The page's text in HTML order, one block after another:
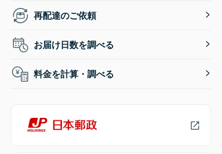
再配達のご依頼
お届け日数を調べる
料金を計算・調べる